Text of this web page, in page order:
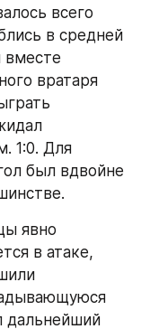
всего
в средней
вместе
вратаря
1:0. Для
был вдвойне
явно
в атаке,
дальнейший